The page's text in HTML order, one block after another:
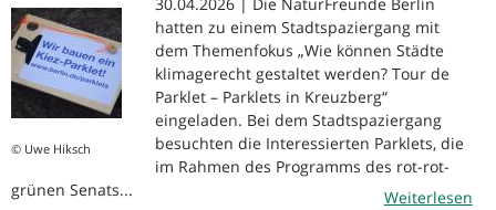
© Uwe Hiksch
hatten zu einem Stadtspaziergang mit
dem Themenfokus „Wie können Städte
klimagerecht gestaltet werden? Tour de
Parklet – Parklets in Kreuzberg“
eingeladen. Bei dem Stadtspaziergang
besuchten die Interessierten Parklets, die
im Rahmen des Programms des rot-rot-
grünen Senats...
Weiterlesen